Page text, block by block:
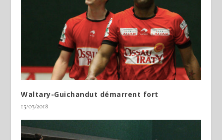
Waltary-Guichandut démarrent fort
13/03/2018